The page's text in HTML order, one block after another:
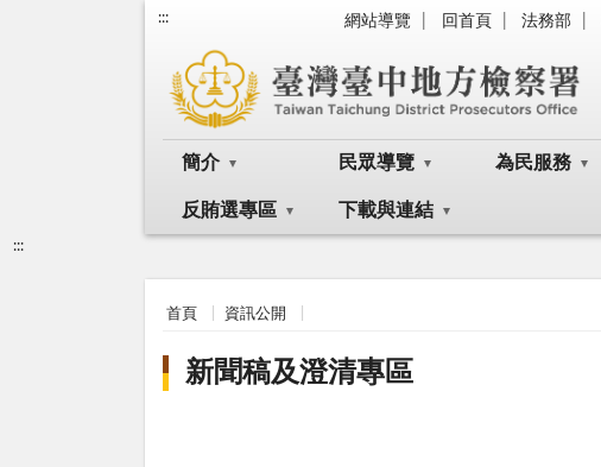
::: 網站導覽 回首頁 法務部
簡介 民眾導覽 為民服務
反賄選專區 下載與連結
:::
首頁 資訊公開
新聞稿及澄清專區